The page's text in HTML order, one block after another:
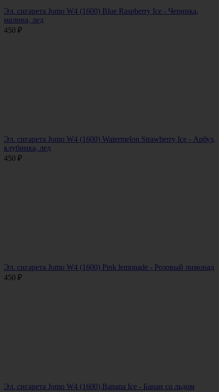
Эл. сигарета Jomo W4 (1600) Blue Raspberry Ice - Черника,
малина, лед
450 ₽
Эл. сигарета Jomo W4 (1600) Watermelon Strawberry Ice - Арбуз,
клубника, лед
450 ₽
Эл. сигарета Jomo W4 (1600) Pink lemonade - Розовый лимонад
450 ₽
Эл. сигарета Jomo W4 (1600) Banana Ice - Банан со льдом